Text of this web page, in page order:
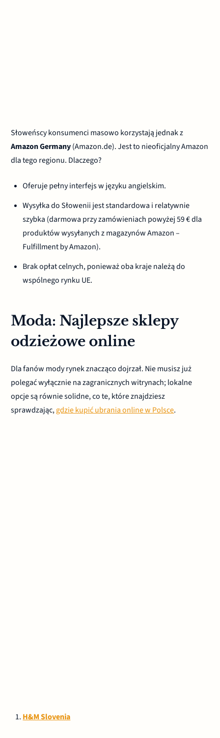
Słoweńscy konsumenci masowo korzystają jednak z
Amazon Germany(Amazon.de). Jest to nieoficjalny Amazon
dla tego regionu. Dlaczego?
Oferuje pełny interfejs w języku angielskim.
Wysyłka do Słowenii jest standardowa i relatywnie
szybka (darmowa przy zamówieniach powyżej 59 € dla
produktów wysyłanych z magazynów Amazon –
Fulfillment by Amazon).
Brak opłat celnych, ponieważ oba kraje należą do
wspólnego rynku UE.
Moda: Najlepsze sklepy
odzieżowe online
Dla fanów mody rynek znacząco dojrzał. Nie musisz już
polegać wyłącznie na zagranicznych witrynach; lokalne
opcje są równie solidne, co te, które znajdziesz
sprawdzając,gdzie kupić ubrania online w Polsce.
H&M Slovenia